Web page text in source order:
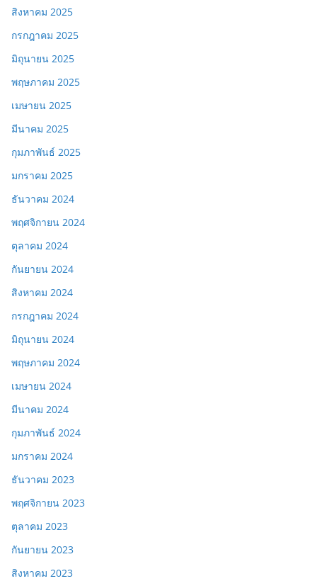
สิงหาคม 2025
กรกฎาคม 2025
มิถุนายน 2025
พฤษภาคม 2025
เมษายน 2025
มีนาคม 2025
กุมภาพันธ์ 2025
มกราคม 2025
ธันวาคม 2024
พฤศจิกายน 2024
ตุลาคม 2024
กันยายน 2024
สิงหาคม 2024
กรกฎาคม 2024
มิถุนายน 2024
พฤษภาคม 2024
เมษายน 2024
มีนาคม 2024
กุมภาพันธ์ 2024
มกราคม 2024
ธันวาคม 2023
พฤศจิกายน 2023
ตุลาคม 2023
กันยายน 2023
สิงหาคม 2023